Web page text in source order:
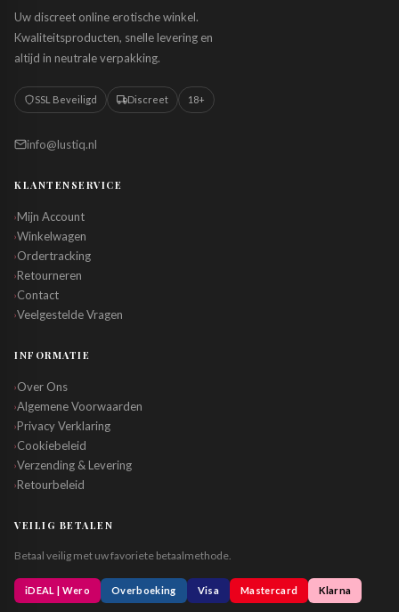
Uw discreet online erotische winkel.
Kwaliteitsproducten, snelle levering en
altijd in neutrale verpakking.
SSL Beveiligd Discreet 18+
info@lustiq.nl
KLANTENSERVICE
›Mijn Account
›Winkelwagen
›Ordertracking
›Retourneren
›Contact
›Veelgestelde Vragen
INFORMATIE
›Over Ons
›Algemene Voorwaarden
›Privacy Verklaring
›Cookiebeleid
›Verzending & Levering
›Retourbeleid
VEILIG BETALEN
Betaal veilig met uw favoriete betaalmethode.
iDEAL | Wero Overboeking Visa Mastercard Klarna